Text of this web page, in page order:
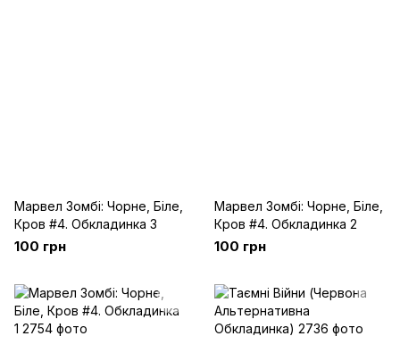
Марвел Зомбі: Чорне, Біле,
Кров #4. Обкладинка 3
100 грн
Марвел Зомбі: Чорне, Біле,
Кров #4. Обкладинка 2
100 грн